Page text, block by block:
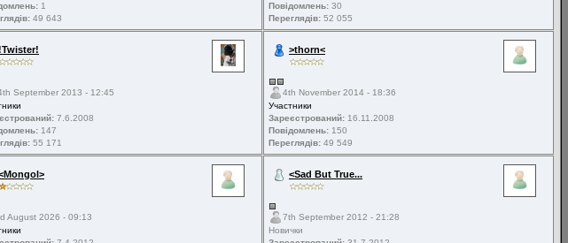
1
49 643
Повідомлень: 30
Переглядів: 52 055
!Twister!
September 2013 - 12:45
7.6.2008
147
55 171
>thorn<
4th November 2014 - 18:36
Участники
Зареєстрований: 16.11.2008
Повідомлень: 150
Переглядів: 49 549
August 2026 - 09:13
<Sad But True...
7th September 2012 - 21:28
Новички